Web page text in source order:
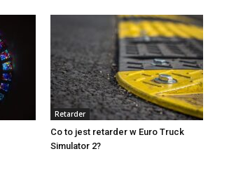
Retarder
Co to jest retarder w Euro Truck
Simulator 2?